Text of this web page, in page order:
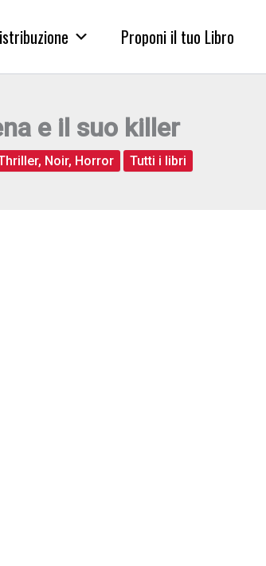
Proponi il tuo Libro
e il suo killer
Noir, Horror Tutti i libri